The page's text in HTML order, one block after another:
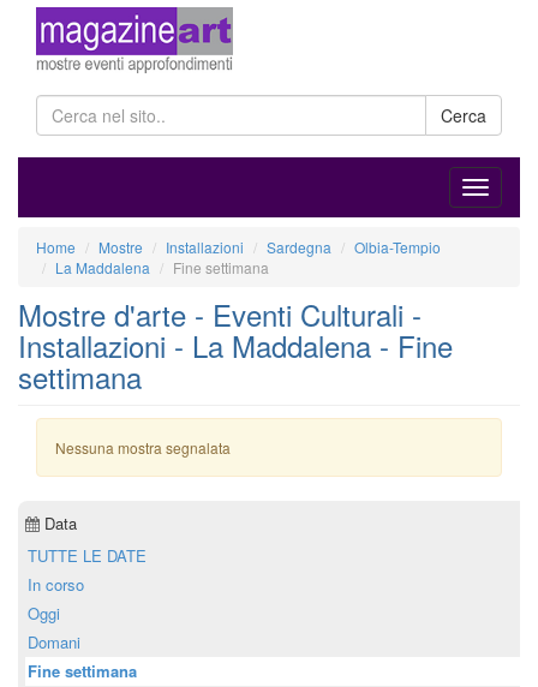
Cerca
Home Mostre Installazioni Sardegna
Olbia-Tempio
La Maddalena
Fine settimana
Mostre d'arte - Eventi Culturali -
Installazioni - La Maddalena - Fine
settimana
Nessuna mostra segnalata
Data
TUTTE LE DATE
In corso
Oggi
Domani
Fine settimana